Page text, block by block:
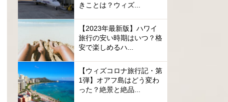
きことは？ウィズ...
【2023年最新版】ハワイ
旅行の安い時期はいつ？格
安で楽しめるハ...
【ウィズコロナ旅行記・第
1弾】オアフ島はどう変わ
った？絶景と絶品...